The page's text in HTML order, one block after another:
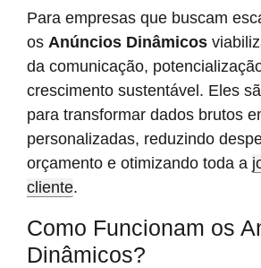
Para empresas que buscam
os Anúncios Dinâmicos
da comunicação,
crescimento sustentável. Eles
para transformar dados brutos
personalizadas, reduzindo
orçamento e otimizando toda a
cliente.
Como Funcionam os
Dinâmicos?